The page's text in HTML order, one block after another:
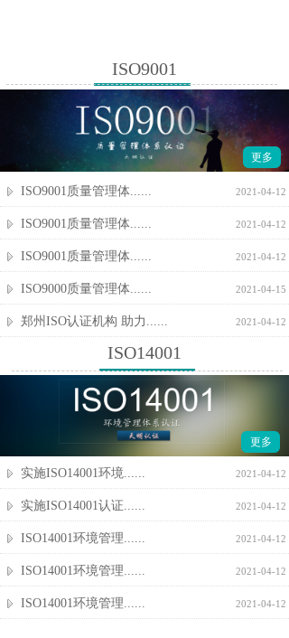
更多
实施ISO14001环境...... 2021-04-12
实施ISO14001认证...... 2021-04-12
ISO14001环境管理...... 2021-04-12
ISO14001环境管理...... 2021-04-12
ISO14001环境管理...... 2021-04-12
ISO9001
ISO14001
更多
ISO9001质量管理体...... 2021-04-12
ISO9001质量管理体...... 2021-04-12
ISO9001质量管理体...... 2021-04-12
ISO9000质量管理体...... 2021-04-15
郑州ISO认证机构 助力...... 2021-04-12